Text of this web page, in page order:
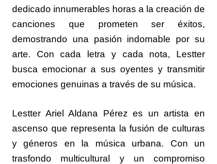
dedicado innumerables horas a la creación de
canciones que prometen ser éxitos,
demostrando una pasión indomable por su
arte. Con cada letra y cada nota, Lestter
busca emocionar a sus oyentes y transmitir
emociones genuinas a través de su música.
Lestter Ariel Aldana Pérez es un artista en
ascenso que representa la fusión de culturas
y géneros en la música urbana. Con un
trasfondo multicultural y un compromiso